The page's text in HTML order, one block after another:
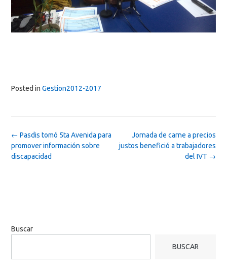
Posted in Gestion2012-2017
Post
navigation
Jornada de carne a precios
justos benefició a trabajadores
del IVT →
← Pasdis tomó 5ta Avenida para
promover información sobre
discapacidad
Buscar
BUSCAR